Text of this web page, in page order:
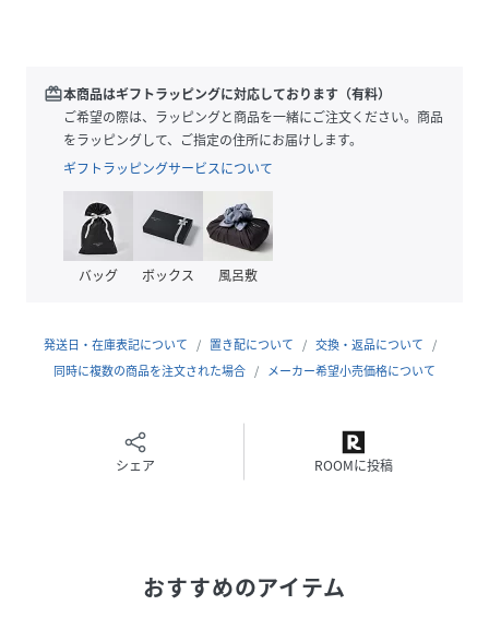
デニムやミニボトムなど、幅広いアイテムを合わせて！
性別タイプ レディース
再生繊維(セルロース)89% ポリエステル11%
クリーニング 手洗い可
redeem本商品はギフトラッピングに対応しております（有料）
ご希望の際は、ラッピングと商品を一緒にご注文ください。商品
をラッピングして、ご指定の住所にお届けします。
ギフトラッピングサービスについて
バッグ ボックス 風呂敷
発送日・在庫表記について 置き配について
交換・返品について
同時に複数の商品を注文された場合
メーカー希望小売価格について
シェア ROOMに投稿
おすすめのアイテム